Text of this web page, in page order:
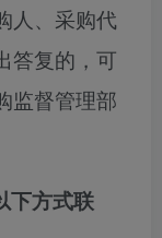
人、采购代
答复的，可
监督管理部
下方式联